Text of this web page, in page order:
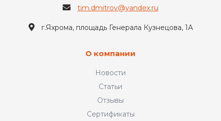
tim.dmitrov@yandex.ru
г.Яхрома, площадь Генерала Кузнецова, 1А
О компании
Новости
Статьи
Отзывы
Сертификаты